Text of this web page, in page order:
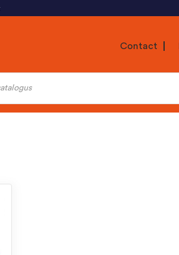
Contact